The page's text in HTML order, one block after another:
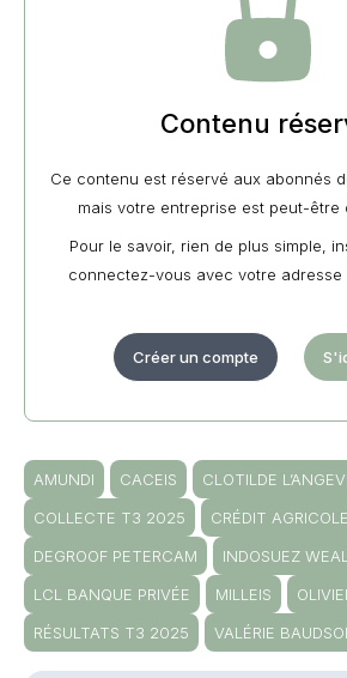
Contenu
Ce contenu est réservé aux abonnés
mais votre entreprise est peut-être
Pour le savoir, rien de plus simple,
connectez-vous avec votre adresse
Créer un compte
AMUNDI CACEIS
CLOTILDE
COLLECTE T3 2025
CRÉDIT AGRICOLE
DEGROOF PETERCAM
INDOSUEZ
LCL BANQUE PRIVÉE
MILLEIS
RÉSULTATS T3 2025
VALÉRIE